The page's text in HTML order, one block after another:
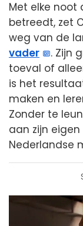
Met elke noot
betreedt, zet
weg van de
vader
. Zijn
toeval of
is het
maken en
Zonder te
aan zijn
Nederlandse